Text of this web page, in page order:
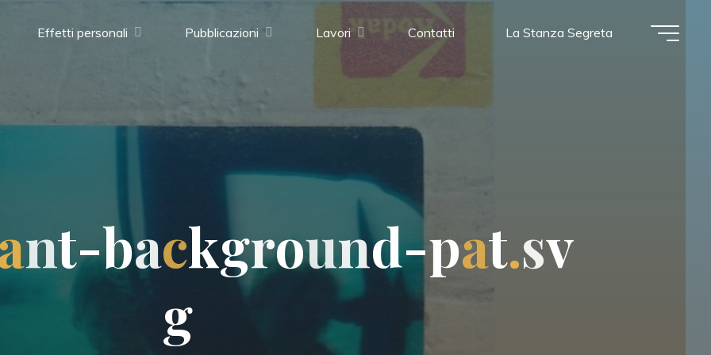
Effetti personali Pubblicazioni Lavori Contatti La Stanza Segreta
nt-background-pat.sv
g